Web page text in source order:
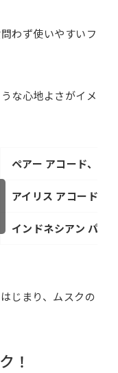
わず使いやすいフ
な心地よさがイメ
ペアー アコード、リ
アイリス アコード、
インドネシアン パチ
じまり、ムスクの
！